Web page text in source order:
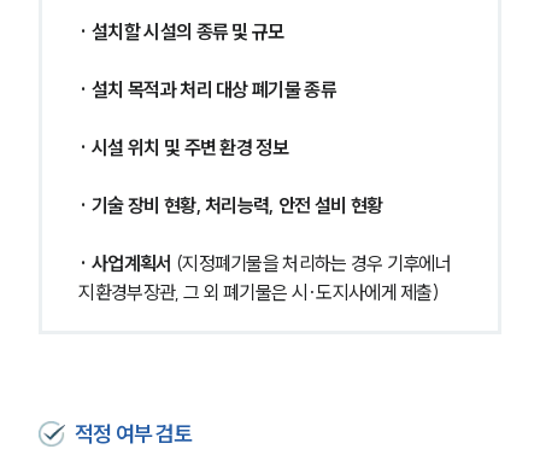
· 설치할 시설의 종류 및 규모
· 설치 목적과 처리 대상 폐기물 종류
· 시설 위치 및 주변 환경 정보
· 기술 장비 현황, 처리능력, 안전 설비 현황
· 사업계획서 (지정폐기물을 처리하는 경우 기후에너
지환경부장관, 그 외 폐기물은 시·도지사에게 제출)
적정 여부 검토